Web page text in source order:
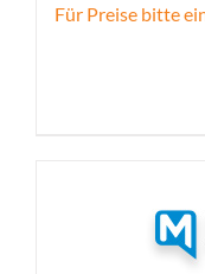
Für Preise bitte